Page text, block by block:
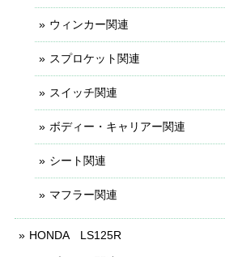
ウィンカー関連
スプロケット関連
スイッチ関連
ボディー・キャリアー関連
シート関連
マフラー関連
HONDA LS125R